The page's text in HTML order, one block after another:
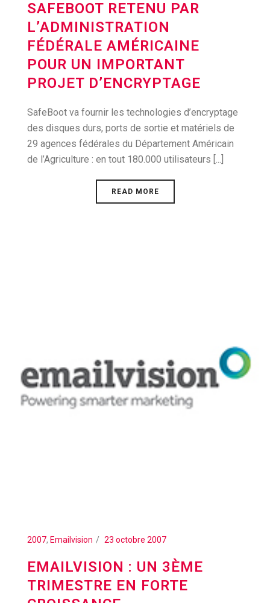
SAFEBOOT RETENU PAR
L’ADMINISTRATION
FÉDÉRALE AMÉRICAINE
POUR UN IMPORTANT
PROJET D’ENCRYPTAGE
SafeBoot va fournir les technologies d’encryptage
des disques durs, ports de sortie et matériels de
29 agences fédérales du Département Américain
de l’Agriculture : en tout 180.000 utilisateurs [...]
READ MORE
2007, Emailvision 23 octobre 2007
EMAILVISION : UN 3ÈME
TRIMESTRE EN FORTE